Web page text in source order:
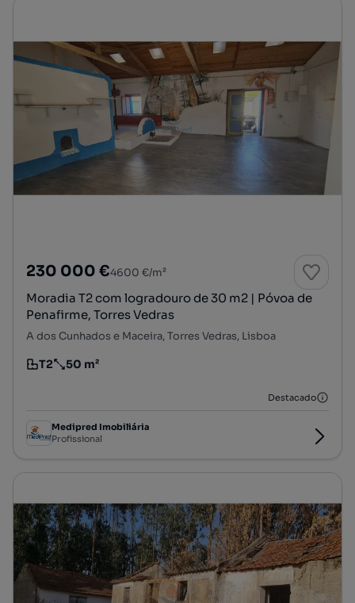
230 000 €4600 €/m²
Moradia T2 com logradouro de 30 m2 | Póvoa de
Penafirme, Torres Vedras
A dos Cunhados e Maceira, Torres Vedras, Lisboa
Tipologia
T2
Preço por metro quadrado
50 m²
Destacado
Medipred Imobiliária
Profissional